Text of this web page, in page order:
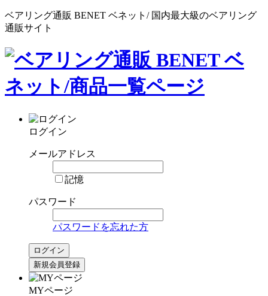
ベアリング通販 BENET ベネット/ 国内最大級のベアリング
通販サイト
ログイン
メールアドレス
記憶
パスワード
パスワードを忘れた方
MYページ